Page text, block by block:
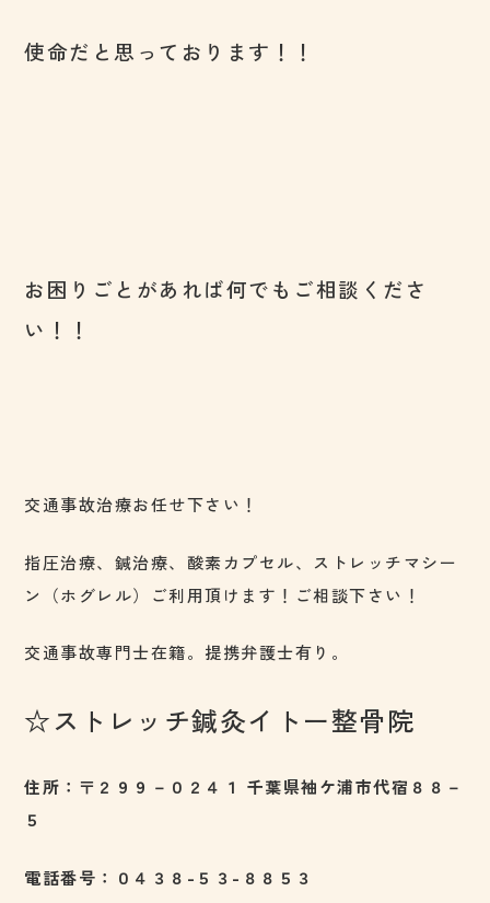
使命だと思っております！！
お困りごとがあれば何でもご相談くださ
い！！
交通事故治療お任せ下さい！
指圧治療、鍼治療、酸素カプセル、ストレッチマシー
ン（ホグレル）ご利用頂けます！ご相談下さい！
交通事故専門士在籍。提携弁護士有り。
☆ストレッチ鍼灸イトー整骨院
住所：〒２９９－０２４１ 千葉県袖ケ浦市代宿８８－
５
電話番号：０４３８-５３-８８５３